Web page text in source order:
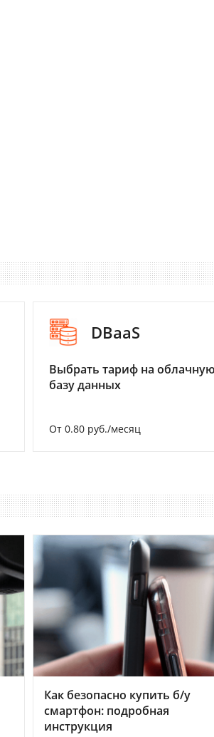
DBaaS
Выбрать тариф на
базу данных
От 0.80 руб./месяц
Как безопасно купить б/у
смартфон: подробная
инструкция